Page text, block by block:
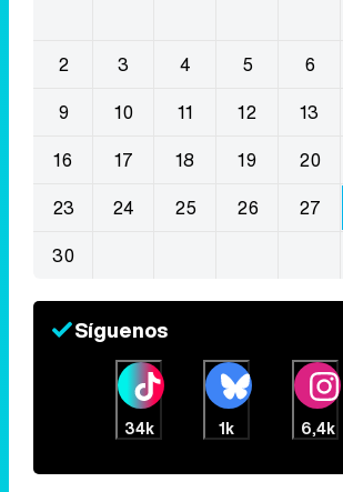
2
3 4 5 6
9
10 11 12 13
16
17 18 19 20
23
24 25 26 27
30
Síguenos
34k 1k 6,4k